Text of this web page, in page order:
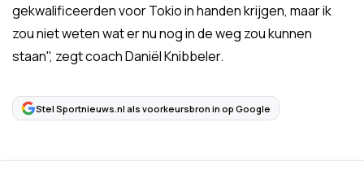
gekwalificeerden voor Tokio in handen krijgen, maar ik
zou niet weten wat er nu nog in de weg zou kunnen
staan", zegt coach Daniël Knibbeler.
Stel Sportnieuws.nl als voorkeursbron in op Google